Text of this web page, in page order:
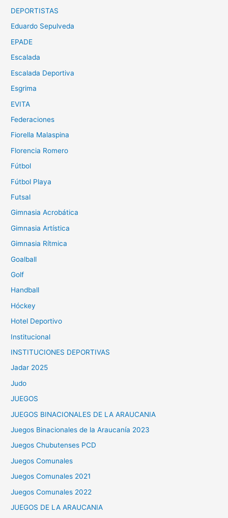
DEPORTISTAS
Eduardo Sepulveda
EPADE
Escalada
Escalada Deportiva
Esgrima
EVITA
Federaciones
Fiorella Malaspina
Florencia Romero
Fútbol
Fútbol Playa
Futsal
Gimnasia Acrobática
Gimnasia Artística
Gimnasia Rítmica
Goalball
Golf
Handball
Hóckey
Hotel Deportivo
Institucional
INSTITUCIONES DEPORTIVAS
Jadar 2025
Judo
JUEGOS
JUEGOS BINACIONALES DE LA ARAUCANIA
Juegos Binacionales de la Araucanía 2023
Juegos Chubutenses PCD
Juegos Comunales
Juegos Comunales 2021
Juegos Comunales 2022
JUEGOS DE LA ARAUCANIA